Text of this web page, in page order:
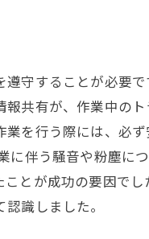
守することが必要
共有が、作業中の
を行う際には、必
伴う騒音や粉塵に
とが成功の要因で
識しました。